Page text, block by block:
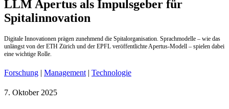
LLM Apertus als Impulsgeber für
Spitalinnovation
Digitale Innovationen prägen zunehmend die Spitalorganisation. Sprachmodelle – wie das
unlängst von der ETH Zürich und der EPFL veröffentlichte Apertus-Modell – spielen dabei
eine wichtige Rolle.
Forschung | Management | Technologie
7. Oktober 2025